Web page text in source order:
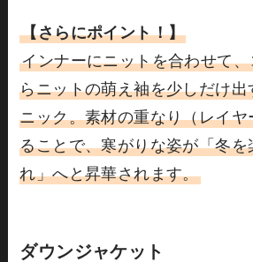
【さらにポイント！】
インナーにニットを合わせて
らニットの萌え袖を少しだけ
ニック。素材の重なり（レイ
ることで、寒がりな姿が「冬を
れ」へと昇華されます。
ダウンジャケット